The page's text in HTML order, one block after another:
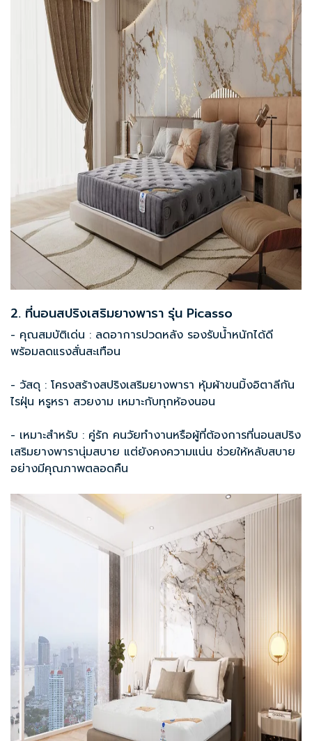
2. ที่นอนสปริงเสริมยางพารา รุ่น Picasso
- คุณสมบัติเด่น : ลดอาการปวดหลัง รองรับน้ำหนักได้ดี
พร้อมลดแรงสั่นสะเทือน
- วัสดุ : โครงสร้างสปริงเสริมยางพารา หุ้มผ้าขนมิ้งอิตาลีกัน
ไรฝุ่น หรูหรา สวยงาม เหมาะกับทุกห้องนอน
- เหมาะสำหรับ : คู่รัก คนวัยทำงานหรือผู้ที่ต้องการที่นอนสปริง
เสริมยางพารานุ่มสบาย แต่ยังคงความแน่น ช่วยให้หลับสบาย
อย่างมีคุณภาพตลอดคืน